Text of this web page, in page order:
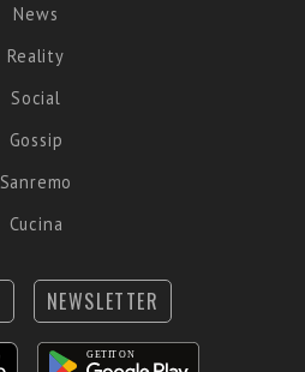
News
Reality
Social
Gossip
Sanremo
Cucina
NEWSLETTER